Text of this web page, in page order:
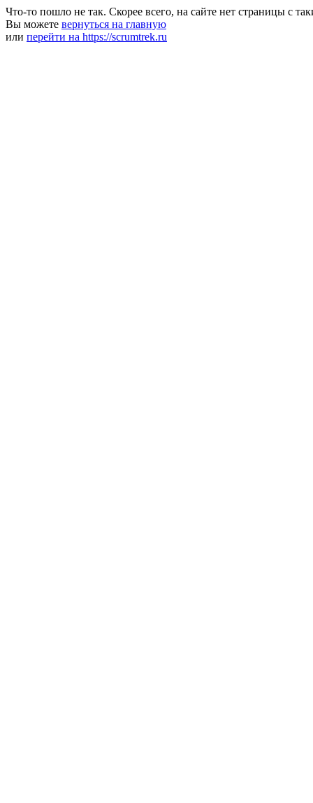
Что-то пошло не так. Скорее всего, на сайте нет страницы с
Вы можете вернуться на главную
или перейти на https://scrumtrek.ru